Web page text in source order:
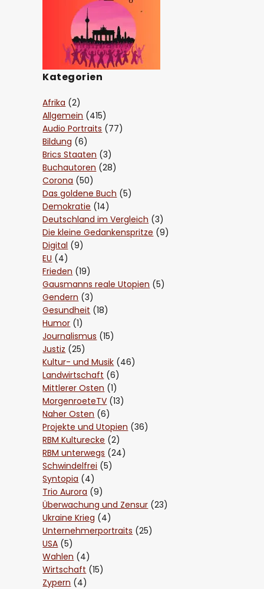
Kategorien
Afrika (2)
Allgemein (415)
Audio Portraits (77)
Bildung (6)
Brics Staaten (3)
Buchautoren (28)
Corona (50)
Das goldene Buch (5)
Demokratie (14)
Deutschland im Vergleich (3)
Die kleine Gedankenspritze (9)
Digital (9)
EU (4)
Frieden (19)
Gausmanns reale Utopien (5)
Gendern (3)
Gesundheit (18)
Humor (1)
Journalismus (15)
Justiz (25)
Kultur- und Musik (46)
Landwirtschaft (6)
Mittlerer Osten (1)
MorgenroeteTV (13)
Naher Osten (6)
Projekte und Utopien (36)
RBM Kulturecke (2)
RBM unterwegs (24)
Schwindelfrei (5)
Syntopia (4)
Trio Aurora (9)
Überwachung und Zensur (23)
Ukraine Krieg (4)
Unternehmerportraits (25)
USA (5)
Wahlen (4)
Wirtschaft (15)
Zypern (4)